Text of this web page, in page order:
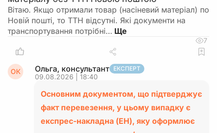
Вітаю. Якщо отримали товар (насіневий матеріал) по
Новій пошті, то ТТН відсутні. Які документи на
транспортування потрібні…
7
ОК Ольга, консультант ЕКСПЕРТ
09.08.2026 | 18:40
Основним документом, що підтверджує
факт перевезення, у цьому випадку є
експрес-накладна (ЕН), яку оформлює